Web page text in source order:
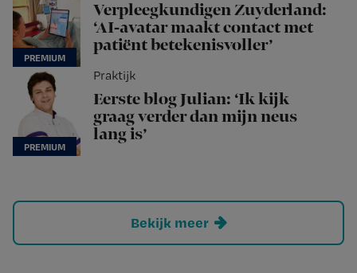
Verpleegkundigen Zuyderland:
‘AI-avatar maakt contact met
patiënt betekenisvoller’
Praktijk
Eerste blog Julian: ‘Ik kijk
graag verder dan mijn neus
lang is’
Bekijk meer